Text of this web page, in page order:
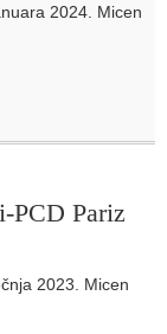
2024. Micen
PCD Pariz
2023. Micen